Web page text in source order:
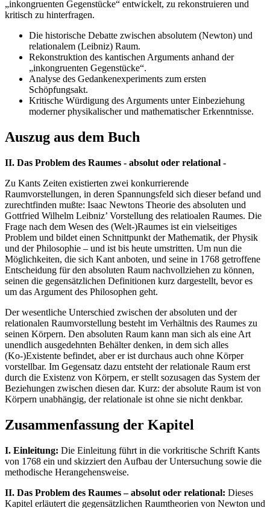
„inkongruenten Gegenstücke“ entwickelt, zu rekonstruieren und
kritisch zu hinterfragen.
Die historische Debatte zwischen absolutem (Newton) und
relationalem (Leibniz) Raum.
Rekonstruktion des kantischen Arguments anhand der
„inkongruenten Gegenstücke“.
Analyse des Gedankenexperiments zum ersten
Schöpfungsakt.
Kritische Würdigung des Arguments unter Einbeziehung
moderner physikalischer und mathematischer Erkenntnisse.
Auszug aus dem Buch
II. Das Problem des Raumes - absolut oder relational -
Zu Kants Zeiten existierten zwei konkurrierende
Raumvorstellungen, in deren Spannungsfeld sich dieser befand und
zurechtfinden mußte: Isaac Newtons Theorie des absoluten und
Gottfried Wilhelm Leibniz’ Vorstellung des relatioalen Raumes. Die
Frage nach dem Wesen des (Welt-)Raumes ist ein vielseitiges
Problem und bildet einen Schnittpunkt der Mathematik, der Physik
und der Philosophie – und ist bis heute umstritten. Um nun die
Möglichkeiten, die sich Kant anboten, und seine in 1768 getroffene
Entscheidung für den absoluten Raum nachvollziehen zu können,
seinen die gegensätzlichen Definitionen kurz dargestellt, bevor es
um das Argument des Philosophen geht.
Der wesentliche Unterschied zwischen der absoluten und der
relationalen Raumvorstellung besteht im Verhältnis des Raumes zu
seinen Körpern. Den absoluten Raum kann man sich als eine Art
unendlich ausgedehnten Behälter denken, in dem sich alles
(Ko-)Existente befindet, aber er ist durchaus auch ohne Körper
vorstellbar. Im Gegensatz dazu entsteht der relationale Raum erst
durch die Existenz von Körpern, er stellt sozusagen das System der
Beziehungen zwischen diesen dar. Kurz: der absolute Raum ist von
Körpern unabhängig, der relationale ist ohne sie nicht denkbar.
Zusammenfassung der Kapitel
I. Einleitung: Die Einleitung führt in die vorkritische Schrift Kants
von 1768 ein und skizziert den Aufbau der Untersuchung sowie die
methodische Herangehensweise.
II. Das Problem des Raumes – absolut oder relational: Dieses
Kapitel erläutert die gegensätzlichen Raumtheorien von Newton und